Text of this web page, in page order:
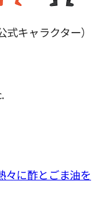
キャラクター）
々に酢とごま油を